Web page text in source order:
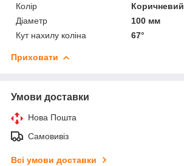
Колір
Коричневий
Діаметр
100 мм
Кут нахилу коліна
67°
Приховати
Умови доставки
Нова Пошта
Самовивіз
Всі умови доставки